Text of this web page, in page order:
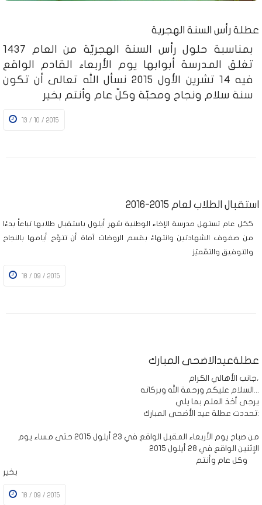
عطلة رأس السنة الهجرية
بمناسبة حلول رأس السنة الهجريّة من العام 1437
تغلق المدرسة أبوابها يوم الأربعاء القادم الواقع
فيه 14 تشرين الأول 2015 نسأل الله تعالى أن تكون
سنة سلام ونجاح ومحبّة وكلّ عام وأنتم بخير
13 / 10 / 2015
استقبال الطلاب لعام 2015-2016
ككل عام تستهل مدرسة الإخاء الوطنية شهر أيلول باستقبال طلابها تباعاً بدءًا
من صفوف الشهادتين وانتهاءً بقسم الروضات آماة أن تتوّج أيامها بالنجاح
والتوفيق والتمّميّز
18 / 09 / 2015
عطلةعيدالاضحى المبارك
جانب الأهالي الكرام،
السلام عليكم ورحمة الله وبركاته...
يرجى أخذ العلم بما يلي
تحددت عطلة عيد الأضحى المبارك:
الإثنين الواقع في 28 أيلول 2015
بخير
18 / 09 / 2015